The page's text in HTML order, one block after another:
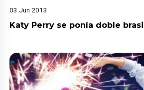
03 Jun 2013
Katy Perry se ponía doble